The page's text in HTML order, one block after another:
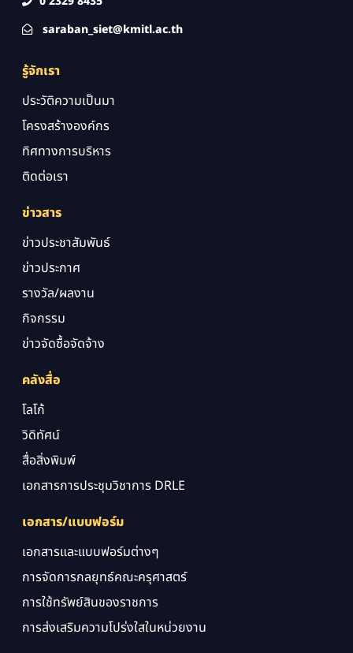
saraban_siet@kmitl.ac.th
รู้จักเรา
ประวัติความเป็นมา
โครงสร้างองค์กร
ทิศทางการบริหาร
ติดต่อเรา
ข่าวสาร
ข่าวประชาสัมพันธ์
ข่าวประกาศ
รางวัล/ผลงาน
กิจกรรม
ข่าวจัดซื้อจัดจ้าง
คลังสื่อ
โลโก้
วิดิทัศน์
สื่อสิ่งพิมพ์
เอกสารการประชุมวิชาการ DRLE
เอกสาร/แบบฟอร์ม
เอกสารและแบบฟอร์มต่างๆ
การจัดการกลยุทธ์คณะครุศาสตร์
การใช้ทรัพย์สินของราชการ
การส่งเสริมความโปร่งใสในหน่วยงาน